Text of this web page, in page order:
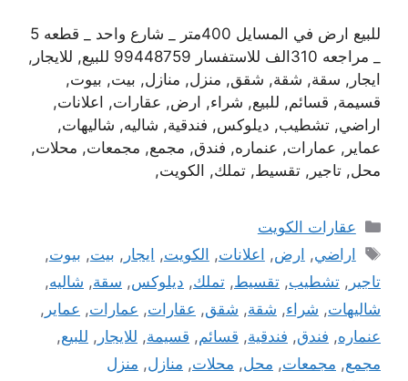
للبيع ارض في المسايل 400متر _ شارع واحد _ قطعه 5
_ مراجعه 310الف للاستفسار 99448759 للبيع, للايجار,
ايجار, سقة, شقة, شقق, منزل, منازل, بيت, بيوت,
قسيمة, قسائم, للبيع, شراء, ارض, عقارات, اعلانات,
اراضي, تشطيب, ديلوكس, فندقية, شاليه, شاليهات,
عماير, عمارات, عنماره, فندق, مجمع, مجمعات, محلات,
محل, تاجير, تقسيط, تملك, الكويت,
التصنيفات
عقارات الكويت
الوسوم
اراضي, ارض, اعلانات, الكويت, ايجار , بيت, بيوت,
تاجير , تشطيب, تقسيط, تملك, ديلوكس, سقة, شاليه,
شاليهات, شراء, شقة, شقق, عقارات, عمارات, عماير ,
عنماره, فندق, فندقية, قسائم, قسيمة, للايجار , للبيع,
مجمع, مجمعات, محل, محلات, منازل, منزل